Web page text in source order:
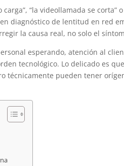
“la videollamada se corta” o
diagnóstico de lentitud en red
la causa real, no solo el
esperando, atención al
tecnológico. Lo delicado es
técnicamente pueden tener